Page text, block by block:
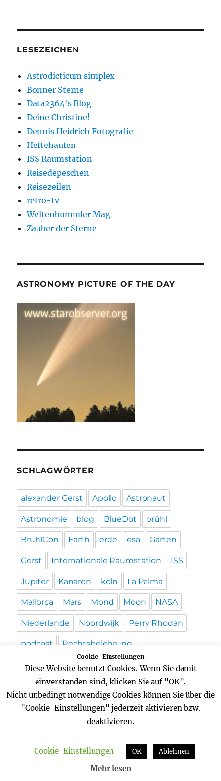
LESEZEICHEN
Astrodicticum simplex
Bonner Sterne
Data2364's Blog
Deine Christine!
Dennis Heidrich Fotografie
Heftehaufen
ISS Raumstation
Reisedepeschen
Reisezeilen
retro-tv
Weltenbummler Mag
Zauber der Sterne
ASTRONOMY PICTURE OF THE DAY
SCHLAGWÖRTER
alexander Gerst Apollo Astronaut
Astronomie blog BlueDot brühl
BrühlCon Earth erde esa Garten
Gerst Internationale Raumstation ISS
Jupiter Kanaren köln La Palma
Mallorca Mars Mond Moon NASA
Niederlande Noordwijk Perry Rhodan
podcast Rechtsbelehrung
Schloss Augustusburg schwenke
Science Science-fiction
Science-fiction-Serie Sonne
Sonnenuntergang space
sterne usa Video Weltall weltraum
Zeitreise
Cookie-Einstellungen
Diese Website benutzt Cookies. Wenn Sie damit
einverstanden sind, klicken Sie auf "OK".
Nicht unbedingt notwendige Cookies können Sie über die
"Cookie-Einstellungen" jederzeit aktivieren bzw.
deaktivieren.
Cookie-Einstellungen OK Ablehnen
Mehr lesen